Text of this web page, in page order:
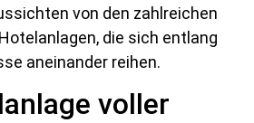
von den zahlreichen
die sich entlang
aneinander reihen.
voller